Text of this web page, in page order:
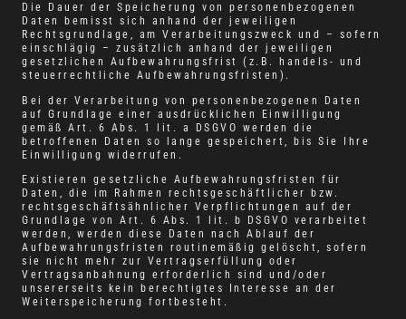
Die Dauer der Speicherung von personenbezogenen
Daten bemisst sich anhand der jeweiligen
Rechtsgrundlage, am Verarbeitungszweck und – sofern
einschlägig – zusätzlich anhand der jeweiligen
gesetzlichen Aufbewahrungsfrist (z.B. handels- und
steuerrechtliche Aufbewahrungsfristen).
Bei der Verarbeitung von personenbezogenen Daten
auf Grundlage einer ausdrücklichen Einwilligung
gemäß Art. 6 Abs. 1 lit. a DSGVO werden die
betroffenen Daten so lange gespeichert, bis Sie Ihre
Einwilligung widerrufen.
Existieren gesetzliche Aufbewahrungsfristen für
Daten, die im Rahmen rechtsgeschäftlicher bzw.
rechtsgeschäftsähnlicher Verpflichtungen auf der
Grundlage von Art. 6 Abs. 1 lit. b DSGVO verarbeitet
werden, werden diese Daten nach Ablauf der
Aufbewahrungsfristen routinemäßig gelöscht, sofern
sie nicht mehr zur Vertragserfüllung oder
Vertragsanbahnung erforderlich sind und/oder
unsererseits kein berechtigtes Interesse an der
Weiterspeicherung fortbesteht.